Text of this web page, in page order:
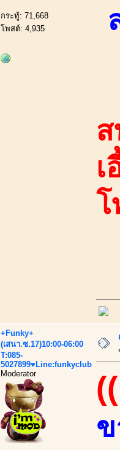
กระทู้: 71,668
โพสต์: 4,935
โ
+Funky+
(เสนา.ซ.17)10:00-06:00
T:085-
5027899♥Line:funkyclub
Moderator
ข